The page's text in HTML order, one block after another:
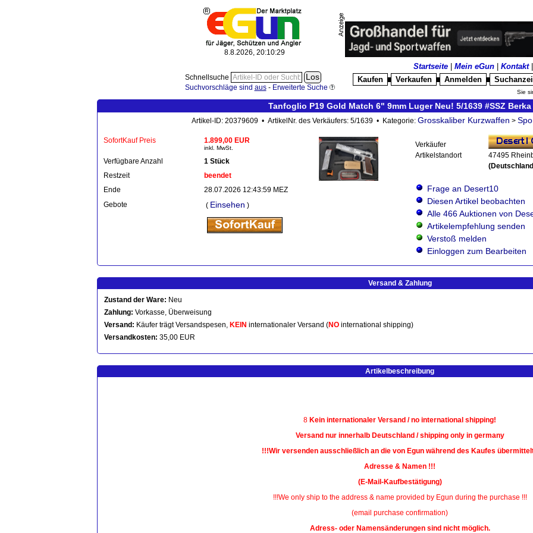
8.8.2026, 20:10:30
Schnellsuche
Suchvorschläge sind aus- Erweiterte Suche
Startseite Mein eGun Kontakt
Kaufen
Verkaufen Anmelden
Sie
Tanfoglio P19 Gold Match 6" 9mm Luger Neu! 5/1639 #SSZ Berka
Artikel-ID: 20379609 • ArtikelNr. des Verkäufers: 5/1639 • Kategorie: Grosskaliber Kurzwaffen >
SofortKauf Preis 1.899,00 EUR
inkl. MwSt.
Verfügbare Anzahl
1 Stück
Restzeit
beendet
Ende
28.07.2026 12:43:59 MEZ
Gebote
( Einsehen )
Verkäufer
Artikelstandort
47495
Frage an Desert10
Diesen Artikel beobachten
Alle 466 Auktionen von
Artikelempfehlung senden
Verstoß melden
Einloggen zum Bearbeiten
Versand & Zahlung
Zustand der Ware: Neu
Zahlung: Vorkasse, Überweisung
Versand: Käufer trägt Versandspesen, KEIN internationaler Versand (NO international shipping)
Versandkosten: 35,00 EUR
Artikelbeschreibung
8 Kein internationaler Versand / no international shipping!
Versand nur innerhalb Deutschland / shipping only in germany
!!!Wir versenden ausschließlich an die von Egun während des Kaufes
Adresse & Namen !!!
(E-Mail-Kaufbestätigung)
!!!We only ship to the address & name provided by Egun during the purchase !!!
(email purchase confirmation)
Adress- oder Namensänderungen sind nicht möglich.